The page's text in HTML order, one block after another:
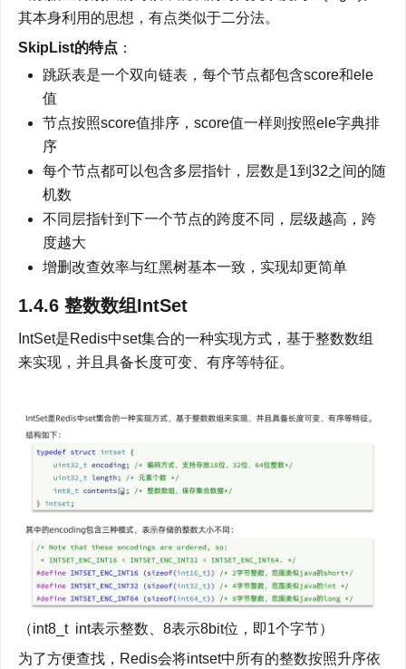
其本身利用的思想，有点类似于二分法。
SkipList的特点 ：
跳跃表是一个双向链表，每个节点都包含score和ele
值
节点按照score值排序，score值一样则按照ele字典排
序
每个节点都可以包含多层指针，层数是1到32之间的随
机数
不同层指针到下一个节点的跨度不同，层级越高，跨
度越大
增删改查效率与红黑树基本一致，实现却更简单
1.4.6 整数数组IntSet
IntSet是Redis中set集合的一种实现方式，基于整数数组
来实现，并且具备长度可变、有序等特征。
（int8_t  int表示整数、8表示8bit位，即1个字节）
为了方便查找，Redis会将intset中所有的整数按照升序依